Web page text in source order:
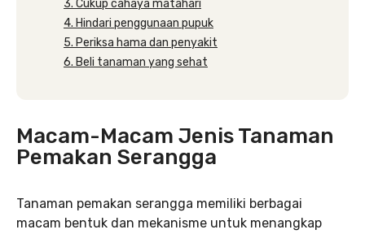
3. Cukup cahaya matahari
4. Hindari penggunaan pupuk
5. Periksa hama dan penyakit
6. Beli tanaman yang sehat
Macam-Macam JenisTanaman
Pemakan Serangga
Tanaman pemakan serangga memiliki berbagai
macam bentuk dan mekanisme untuk menangkap